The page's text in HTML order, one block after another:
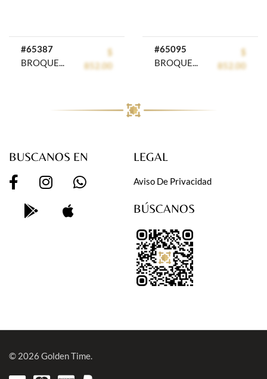
#65387
$
852.00
BROQUEL ACERO INOXIDABLE OTROS PRODUCTOS GOLDEN
#65095
$
852.00
BROQUEL ACERO INOXIDABLE GOLDEN STEEL
BUSCANOS EN LEGAL
Aviso De Privacidad
BÚSCANOS
© 2026 Golden Time.